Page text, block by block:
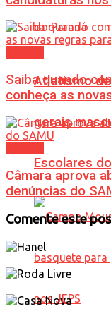
Atletismo
gerais
Escolares
Saiba quando
conheça as
Câmara aprova
denúncias do
Comente este